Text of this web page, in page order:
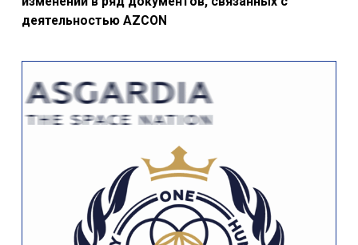
деятельностью AZCON